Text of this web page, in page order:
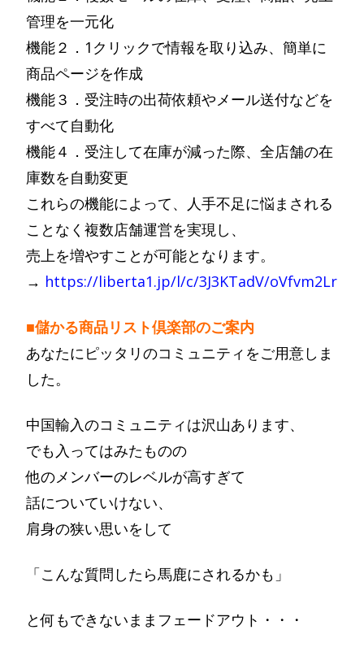
管理を一元化
機能２．1クリックで情報を取り込み、簡単に
商品ページを作成
機能３．受注時の出荷依頼やメール送付などを
すべて自動化
機能４．受注して在庫が減った際、全店舗の在
庫数を自動変更
これらの機能によって、人手不足に悩まされる
ことなく複数店舗運営を実現し、
売上を増やすことが可能となります。
→ https://liberta1.jp/l/c/3J3KTadV/oVfvm2Lr
■儲かる商品リスト倶楽部のご案内
あなたにピッタリのコミュニティをご用意しま
した。
中国輸入のコミュニティは沢山あります、
でも入ってはみたものの
他のメンバーのレベルが高すぎて
話についていけない、
肩身の狭い思いをして
「こんな質問したら馬鹿にされるかも」
と何もできないままフェードアウト・・・